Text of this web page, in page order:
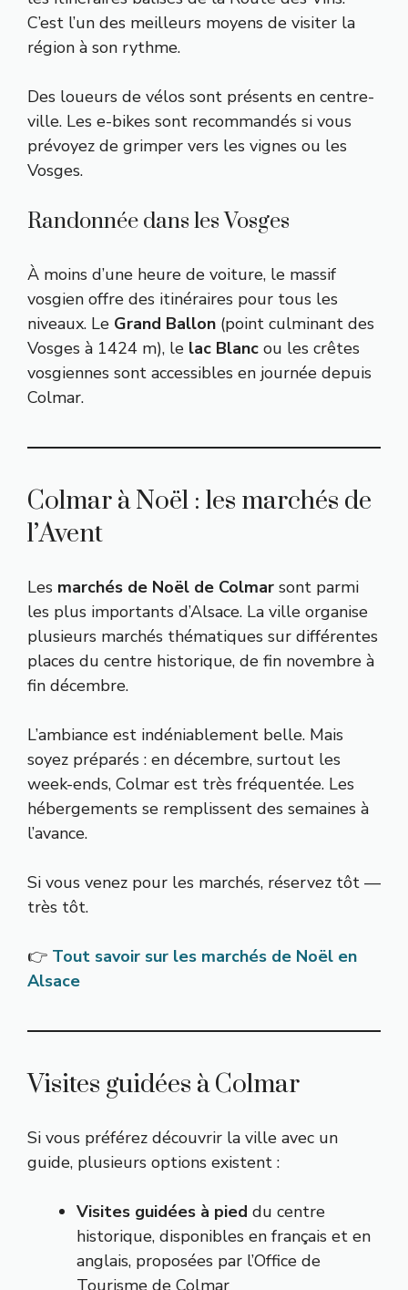
C’est l’un des meilleurs moyens de visiter la
région à son rythme.
Des loueurs de vélos sont présents en centre-
ville. Les e-bikes sont recommandés si vous
prévoyez de grimper vers les vignes ou les
Vosges.
Randonnée dans les Vosges
À moins d’une heure de voiture, le massif
vosgien offre des itinéraires pour tous les
niveaux. Le Grand Ballon (point culminant des
Vosges à 1424 m), le lac Blanc ou les crêtes
vosgiennes sont accessibles en journée depuis
Colmar.
Colmar à Noël : les marchés de
l’Avent
Les marchés de Noël de Colmar sont parmi
les plus importants d’Alsace. La ville organise
plusieurs marchés thématiques sur différentes
places du centre historique, de fin novembre à
fin décembre.
L’ambiance est indéniablement belle. Mais
soyez préparés : en décembre, surtout les
week-ends, Colmar est très fréquentée. Les
hébergements se remplissent des semaines à
l’avance.
Si vous venez pour les marchés, réservez tôt —
très tôt.
👉 Tout savoir sur les marchés de Noël en
Alsace
Visites guidées à Colmar
Si vous préférez découvrir la ville avec un
guide, plusieurs options existent :
Visites guidées à pied du centre
historique, disponibles en français et en
anglais, proposées par l’Office de
Tourisme de Colmar